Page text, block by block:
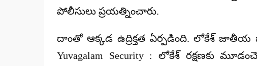
పోలీసులు ప్రయత్నించారు.
దాంతో ఆక్కడ ఉద్రిక్తత ఏర్పడింది. లోకేశ్
Yuvagalam Security : లోకేశ్ రక్షణకు